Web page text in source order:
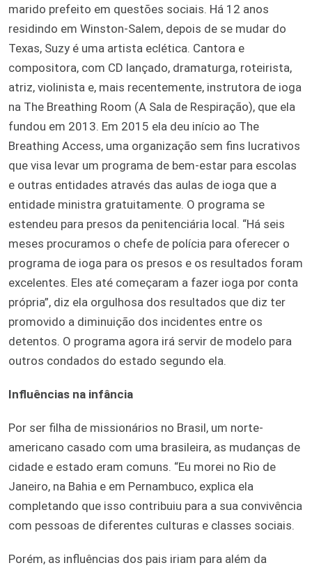
marido prefeito em questões sociais. Há 12 anos
residindo em Winston-Salem, depois de se mudar do
Texas, Suzy é uma artista eclética. Cantora e
compositora, com CD lançado, dramaturga, roteirista,
atriz, violinista e, mais recentemente, instrutora de ioga
na The Breathing Room (A Sala de Respiração), que ela
fundou em 2013. Em 2015 ela deu início ao The
Breathing Access, uma organização sem fins lucrativos
que visa levar um programa de bem-estar para escolas
e outras entidades através das aulas de ioga que a
entidade ministra gratuitamente. O programa se
estendeu para presos da penitenciária local. “Há seis
meses procuramos o chefe de polícia para oferecer o
programa de ioga para os presos e os resultados foram
excelentes. Eles até começaram a fazer ioga por conta
própria”, diz ela orgulhosa dos resultados que diz ter
promovido a diminuição dos incidentes entre os
detentos. O programa agora irá servir de modelo para
outros condados do estado segundo ela.
Influências na infância
Por ser filha de missionários no Brasil, um norte-
americano casado com uma brasileira, as mudanças de
cidade e estado eram comuns. “Eu morei no Rio de
Janeiro, na Bahia e em Pernambuco, explica ela
completando que isso contribuiu para a sua convivência
com pessoas de diferentes culturas e classes sociais.
Porém, as influências dos pais iriam para além da